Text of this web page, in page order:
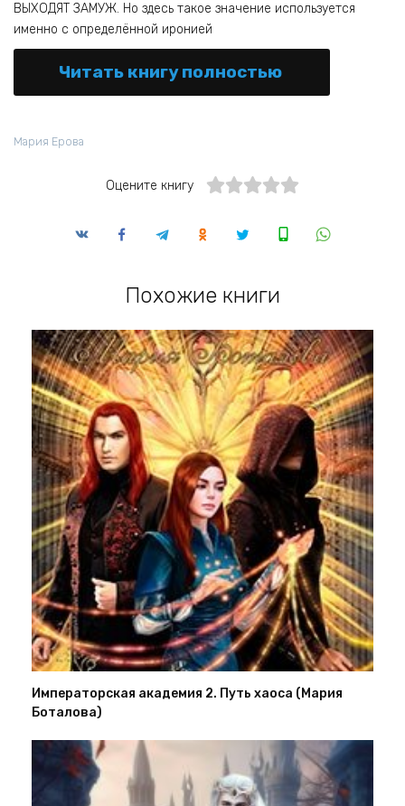
ВЫХОДЯТ ЗАМУЖ. Но здесь такое значение используется
именно с определённой иронией
Читать книгу полностью
Мария Ерова
Оцените книгу
Похожие книги
Императорская академия 2. Путь хаоса (Мария
Боталова)